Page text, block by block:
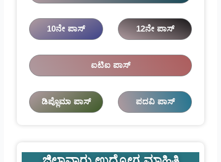
10ನೇ ಪಾಸ್ 12ನೇ ಪಾಸ್
ಐಟಿಐ ಪಾಸ್
ಡಿಪ್ಲೊಮಾ ಪಾಸ್ ಪದವಿ ಪಾಸ್